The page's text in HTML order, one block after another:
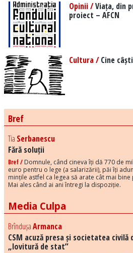
Opinii /Viața, din
proiect – AFCN
Cultura /Cine
Bref
Tia Serbanescu
Fără soluții
Bref / Domnule, când cineva îți dă 770 de
euro pentru o lege (a salarizării), păi îți
mințile astfel ca legea să arate cât mai bine
Mai ales când ai ani întregi la dispoziție.
Media Culpa
BrîndușaArmanca
CSM acuză presa și societatea civilă
„lovitură de stat”